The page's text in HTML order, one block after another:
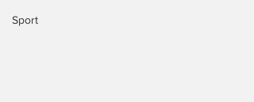
Sport